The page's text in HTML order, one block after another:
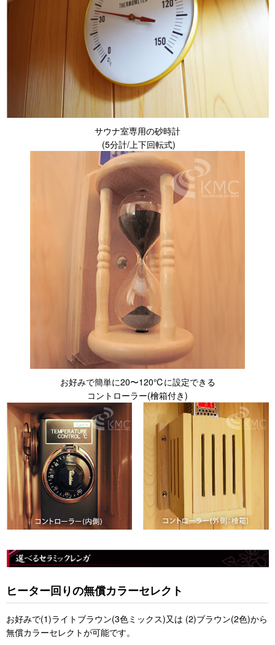
サウナ室専用の砂時計
(5分計/上下回転式)
お好みで簡単に20〜120℃に設定できる
コントローラー(檜箱付き)
ヒーター回りの無償カラーセレクト
お好みで(1)ライトブラウン(3色ミックス)又は (2)ブラウン(2色)から
無償カラーセレクトが可能です。